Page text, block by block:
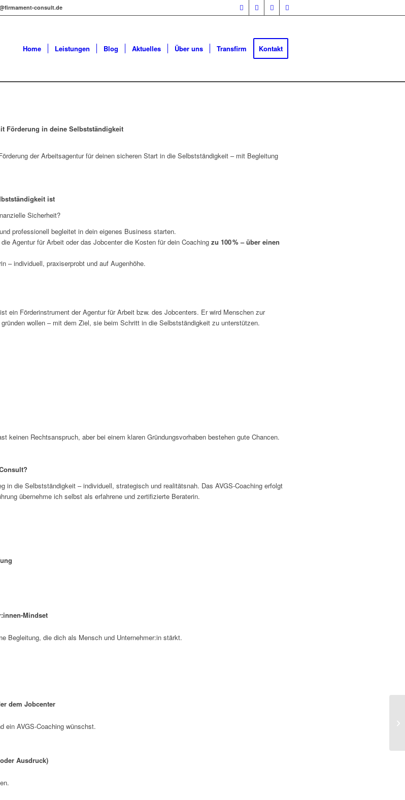
consult.de
Home Leistungen Blog Aktuelles Über uns Transfirm Kontakt
Förderung in deine Selbstständigkeit
der Arbeitsagentur für deinen sicheren Start in die Selbstständigkeit – mit Begleitung
ist
Sicherheit?
professionell begleitet in dein eigenes Business starten.
Agentur für Arbeit oder das Jobcenter die Kosten für dein Coaching zu 100% – über einen
– individuell, praxiserprobt und auf Augenhöhe.
ist ein Förderinstrument der Agentur für Arbeit bzw. des Jobcenters. Er wird Menschen zur
wollen – mit dem Ziel, sie beim Schritt in die Selbstständigkeit zu unterstützen.
keinen Rechtsanspruch, aber bei einem klaren Gründungsvorhaben bestehen gute Chancen.
in die Selbstständigkeit – individuell, strategisch und realitätsnah. Das AVGS-Coaching erfolgt
übernehme ich selbst als erfahrene und zertifizierte Beraterin.
Mindset
Begleitung, die dich als Mensch und Unternehmer:in stärkt.
dem Jobcenter
ein AVGS-Coaching wünschst.
Ausdruck)